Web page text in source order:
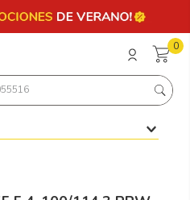
0
2055516
Términos más buscados